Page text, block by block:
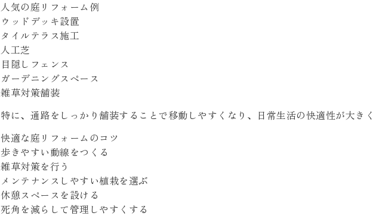
人気の庭リフォーム例
ウッドデッキ設置
タイルテラス施工
人工芝
目隠しフェンス
ガーデニングスペース
雑草対策舗装
特に、通路をしっかり舗装することで移動しやすくなり、日常生活の快適性が大き
快適な庭リフォームのコツ
歩きやすい動線をつくる
雑草対策を行う
メンテナンスしやすい植栽を選ぶ
休憩スペースを設ける
死角を減らして管理しやすくする